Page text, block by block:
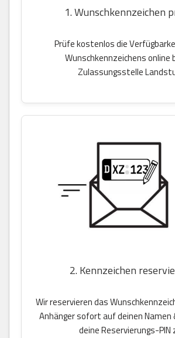
1. Wunschkennzeichen
Prüfe kostenlos die
Wunschkennzeichens online
Zulassungsstelle
2. Kennzeichen
Wir reservieren das
Anhänger sofort auf deinen Namen
deine Reservierungs-PIN